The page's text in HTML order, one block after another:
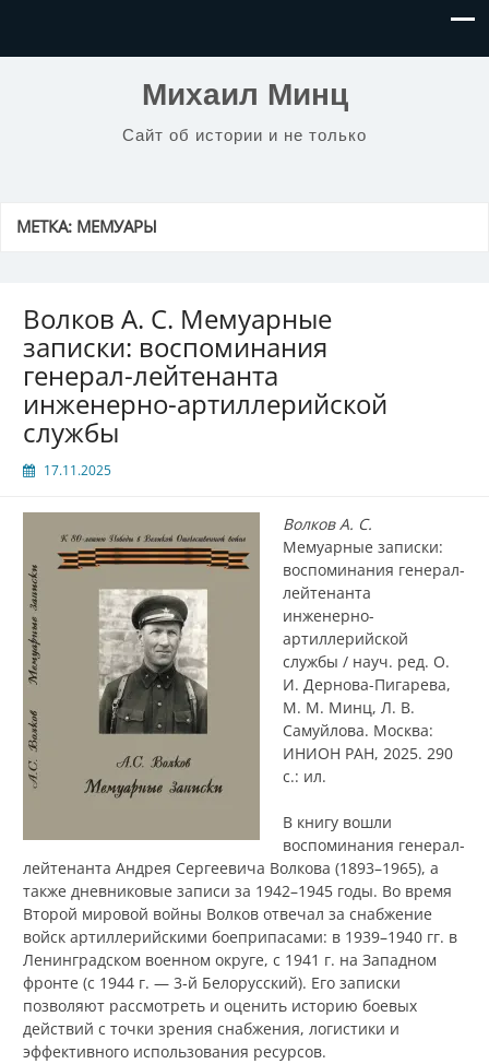
Михаил Минц
Сайт об истории и не только
МЕТКА: МЕМУАРЫ
Волков А. С. Мемуарные
записки: воспоминания
генерал-лейтенанта
инженерно-артиллерийской
службы
17.11.2025
Волков А. С.
Мемуарные записки:
воспоминания генерал-
лейтенанта
инженерно-
артиллерийской
службы / науч. ред. О.
И. Дернова-Пигарева,
М. М. Минц, Л. В.
Самуйлова. Москва:
ИНИОН РАН, 2025. 290
с.: ил.
В книгу вошли
воспоминания генерал-
лейтенанта Андрея Сергеевича Волкова (1893–1965), а
также дневниковые записи за 1942–1945 годы. Во время
Второй мировой войны Волков отвечал за снабжение
войск артиллерийскими боеприпасами: в 1939–1940 гг. в
Ленинградском военном округе, с 1941 г. на Западном
фронте (с 1944 г. — 3‑й Белорусский). Его записки
позволяют рассмотреть и оценить историю боевых
действий с точки зрения снабжения, логистики и
эффективного использования ресурсов.